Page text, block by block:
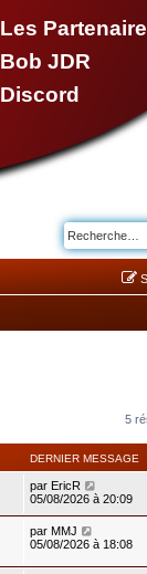
Les
Bob JDR
Discord
5
DERNIER MESSAGE
par EricR
05/08/2026 à 20:09
par MMJ
05/08/2026 à 18:08